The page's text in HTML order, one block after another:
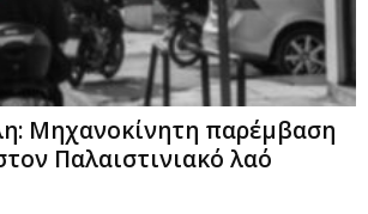
Μηχανοκίνητη παρέμβαση
Παλαιστινιακό λαό